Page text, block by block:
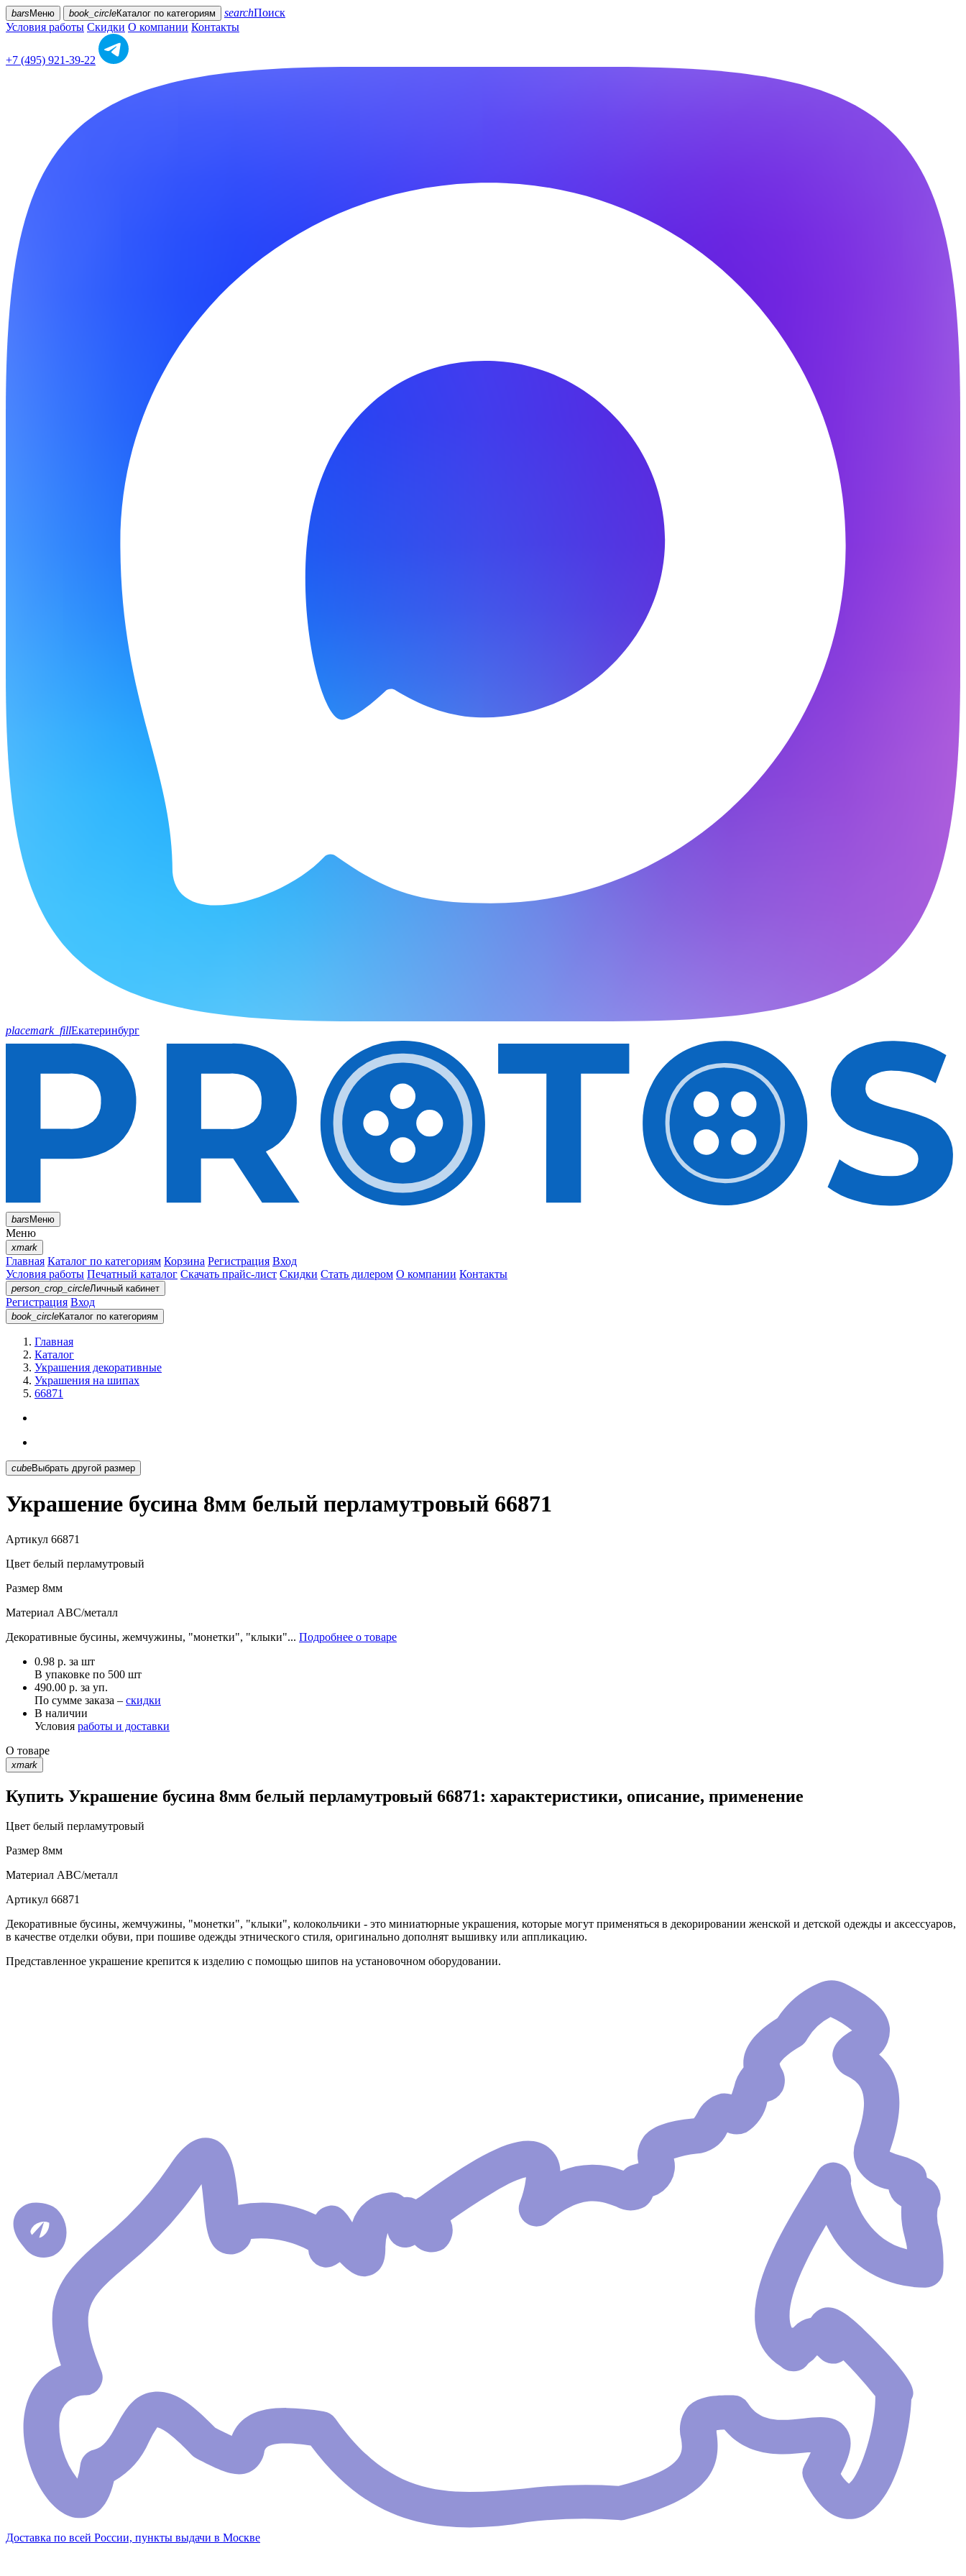
bars Меню book_circleКаталог по категориям searchПоиск
Условия работы Скидки О компании Контакты
+7 (495) 921-39-22
placemark_fillЕкатеринбург
barsМеню
Меню
xmark
Главная Каталог по категориям Корзина Регистрация Вход
Условия работы Печатный каталог Скачать прайс-лист Скидки Стать дилером О компании Контакты
person_crop_circleЛичный кабинет
Регистрация Вход
book_circleКаталог по категориям
Главная
Каталог
Украшения декоративные
Украшения на шипах
66871
cubeВыбрать другой размер
Украшение бусина 8мм белый перламутровый 66871
Артикул 66871
Цвет белый перламутровый
Размер 8мм
Материал АВС/металл
Декоративные бусины, жемчужины, "монетки", "клыки"... Подробнее о товаре
0.98 р. за шт
В упаковке по 500 шт
490.00 р. за уп.
По сумме заказа – скидки
В наличии
Условия работы и доставки
О товаре
xmark
Купить Украшение бусина 8мм белый перламутровый 66871: характеристики, описание, применение
Цвет белый перламутровый
Размер 8мм
Материал АВС/металл
Артикул 66871
Декоративные бусины, жемчужины, "монетки", "клыки", колокольчики - это миниатюрные украшения, которые могут применяться в декорировании женской и детской одежды и аксессуаров,
в качестве отделки обуви, при пошиве одежды этнического стиля, оригинально дополнят вышивку или аппликацию.
Представленное украшение крепится к изделию с помощью шипов на установочном оборудовании.
Доставка по всей России, пункты выдачи в Москве